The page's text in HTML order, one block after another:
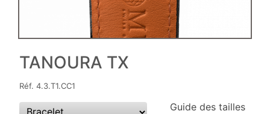
TANOURA TX
Réf. 4.3.T1.CC1
Guide des tailles